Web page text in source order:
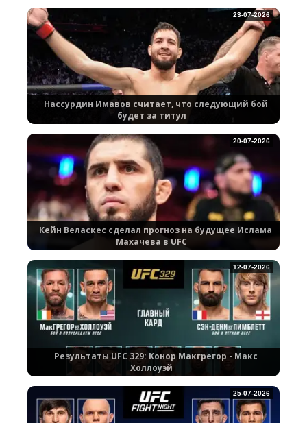
Нассурдин Имавов считает, что следующий бой
будет за титул
23-07-2026
Кейн Веласкес сделал прогноз на будущее Ислама
Махачева в UFC
20-07-2026
Результаты UFC 329: Конор Макгрегор - Макс
Холлоуэй
12-07-2026
25-07-2026